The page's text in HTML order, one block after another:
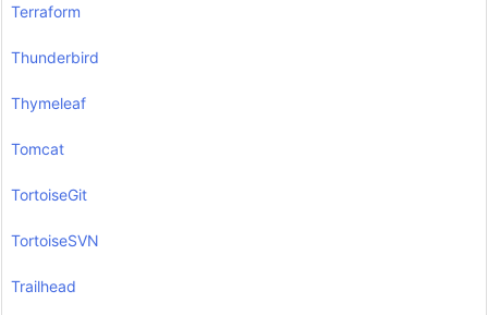
Terraform
Thunderbird
Thymeleaf
Tomcat
TortoiseGit
TortoiseSVN
Trailhead